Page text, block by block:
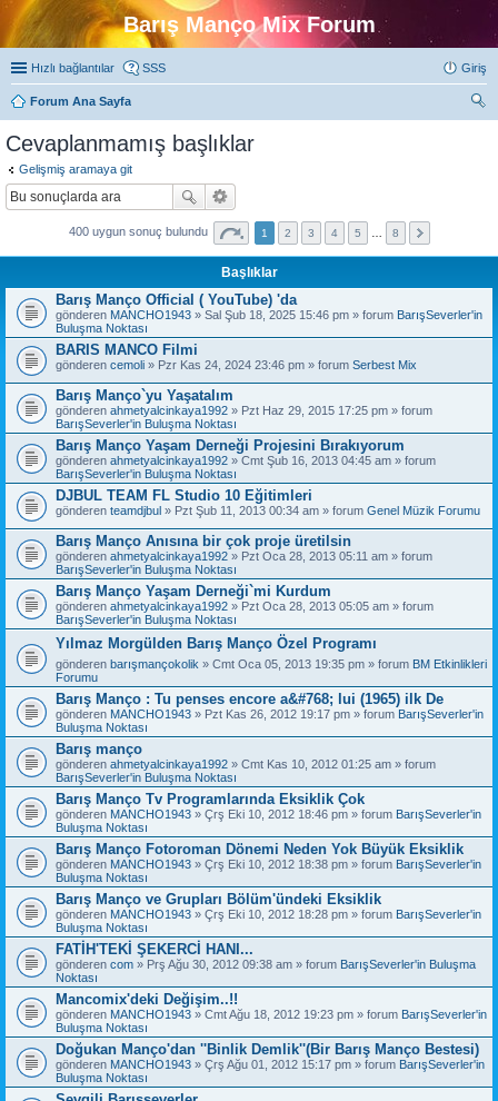
Barış Manço Mix Forum
Hızlı bağlantılar SSS Giriş
Forum Ana Sayfa
Cevaplanmamış başlıklar
Gelişmiş aramaya git
400 uygun sonuç bulundu 1 2 3 4 5 8
Başlıklar
Barış Manço Official ( YouTube) 'da
gönderen MANCHO1943 » Sal Şub 18, 2025 15:46 pm » forum BarışSeverler'in
Buluşma Noktası
BARIS MANCO Filmi
gönderen cemoli » Pzr Kas 24, 2024 23:46 pm » forum Serbest Mix
Barış Manço`yu Yaşatalım
gönderen ahmetyalcinkaya1992 » Pzt Haz 29, 2015 17:25 pm » forum
BarışSeverler'in Buluşma Noktası
Barış Manço Yaşam Derneği Projesini Bırakıyorum
gönderen ahmetyalcinkaya1992 » Cmt Şub 16, 2013 04:45 am » forum
BarışSeverler'in Buluşma Noktası
DJBUL TEAM FL Studio 10 Eğitimleri
gönderen teamdjbul » Pzt Şub 11, 2013 00:34 am » forum Genel Müzik Forumu
Barış Manço Anısına bir çok proje üretilsin
gönderen ahmetyalcinkaya1992 » Pzt Oca 28, 2013 05:11 am » forum
BarışSeverler'in Buluşma Noktası
Barış Manço Yaşam Derneği`mi Kurdum
gönderen ahmetyalcinkaya1992 » Pzt Oca 28, 2013 05:05 am » forum
BarışSeverler'in Buluşma Noktası
Yılmaz Morgülden Barış Manço Özel Programı
gönderen barışmançokolik » Cmt Oca 05, 2013 19:35 pm » forum BM Etkinlikleri
Forumu
Barış Manço : Tu penses encore a&#768; lui (1965) ilk De
gönderen MANCHO1943 » Pzt Kas 26, 2012 19:17 pm » forum BarışSeverler'in
Buluşma Noktası
Barış manço
gönderen ahmetyalcinkaya1992 » Cmt Kas 10, 2012 01:25 am » forum
BarışSeverler'in Buluşma Noktası
Barış Manço Tv Programlarında Eksiklik Çok
gönderen MANCHO1943 » Çrş Eki 10, 2012 18:46 pm » forum BarışSeverler'in
Buluşma Noktası
Barış Manço Fotoroman Dönemi Neden Yok Büyük Eksiklik
gönderen MANCHO1943 » Çrş Eki 10, 2012 18:38 pm » forum BarışSeverler'in
Buluşma Noktası
Barış Manço ve Grupları Bölüm'ündeki Eksiklik
gönderen MANCHO1943 » Çrş Eki 10, 2012 18:28 pm » forum BarışSeverler'in
Buluşma Noktası
FATİH'TEKİ ŞEKERCİ HANI...
gönderen com » Prş Ağu 30, 2012 09:38 am » forum BarışSeverler'in Buluşma
Noktası
Mancomix'deki Değişim..!!
gönderen MANCHO1943 » Cmt Ağu 18, 2012 19:23 pm » forum BarışSeverler'in
Buluşma Noktası
Doğukan Manço'dan ''Binlik Demlik''(Bir Barış Manço Bestesi)
gönderen MANCHO1943 » Çrş Ağu 01, 2012 15:17 pm » forum BarışSeverler'in
Buluşma Noktası